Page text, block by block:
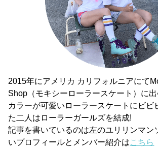
2015年にアメリカ カリフォルニアにて
Shop（モキシーローラースケート）に
カラーが可愛いローラースケートにビビ
た二人はローラーガールズを結成!
記事を書いているのは左のユリリンマン
いプロフィールとメンバー紹介はこちら